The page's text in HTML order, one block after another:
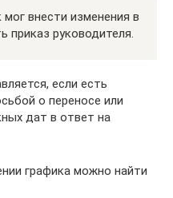
внести изменения в
приказ руководителя.
если есть
о переносе или
дат в ответ на
графика можно найти